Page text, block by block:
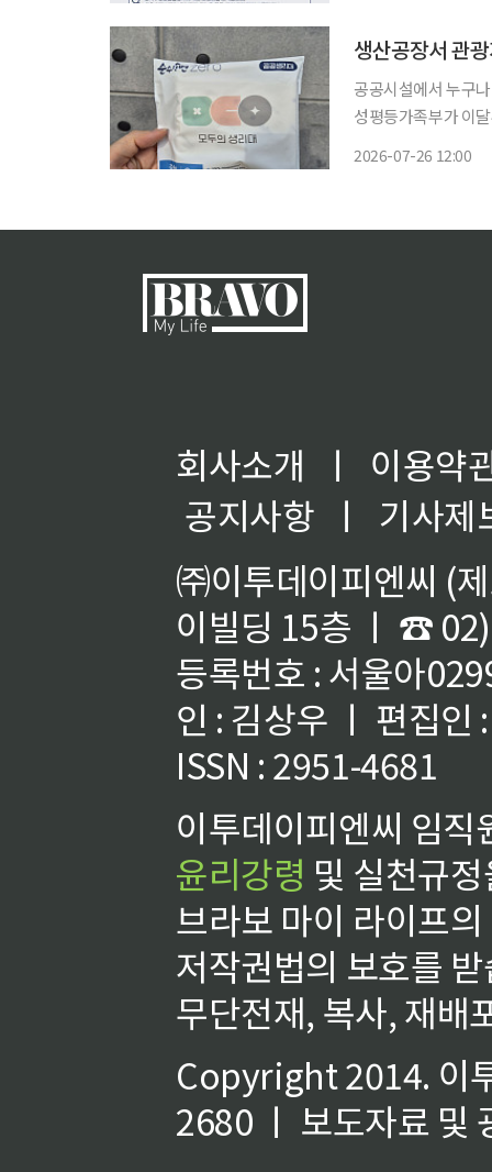
생산공장서 관
공공시설에서 누구
성평등가족부가 이
2026-07-26 12:00
회사소개 ㅣ
이용약
공지사항
ㅣ
기사제
㈜이투데이피엔씨 (
이빌딩 15층 ㅣ ☎
등록번호 : 서울아
인 : 김상우 ㅣ 편집인
ISSN : 2951-4681
이투데이피엔씨 임
윤리강령 및 실천규
브라보 마이 라이프
저작권법의 보호를
무단전재, 복사, 재배
Copyright 2014. 이
2680 ㅣ 보도자료